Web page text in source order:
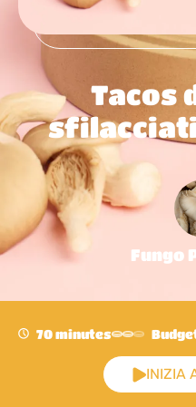
Tacos
Fungo
70 minutes
INIZIA